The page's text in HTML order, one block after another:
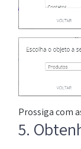
Prossiga com
5.